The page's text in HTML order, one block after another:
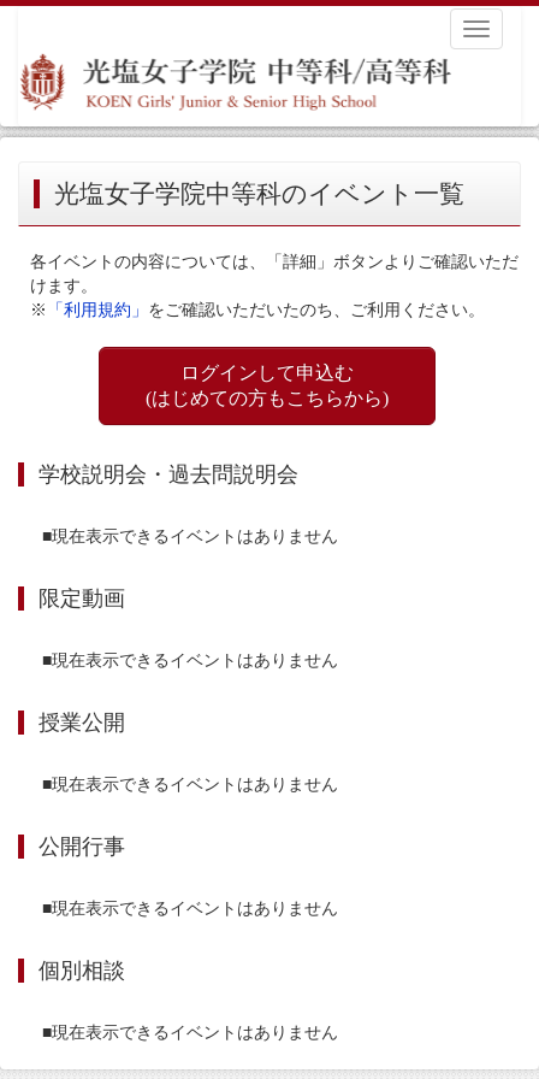
Toggle
光塩女子学院中等科のイベント一覧
各イベントの内容については、「詳細」ボタンよりご確認いただ
けます。
※
「利用規約」 をご確認いただいたのち、ご利用ください。
ログインして申込む
(はじめての方もこちらから)
学校説明会・過去問説明会
■現在表示できるイベントはありません
限定動画
■現在表示できるイベントはありません
授業公開
■現在表示できるイベントはありません
公開行事
■現在表示できるイベントはありません
個別相談
■現在表示できるイベントはありません